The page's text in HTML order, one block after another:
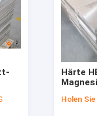
Härte
Holen Sie